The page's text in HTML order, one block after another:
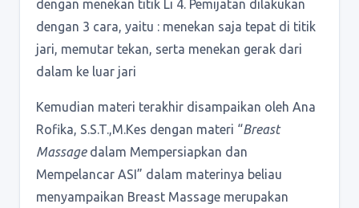
dengan menekan titik Li 4. Pemijatan dilakukan
dengan 3 cara, yaitu : menekan saja tepat di titik
jari, memutar tekan, serta menekan gerak dari
dalam ke luar jari
Kemudian materi terakhir disampaikan oleh Ana
Rofika, S.S.T.,M.Kes dengan materi “Breast
Massagedalam Mempersiapkan dan
Mempelancar ASI” dalam materinya beliau
menyampaikan Breast Massage merupakan